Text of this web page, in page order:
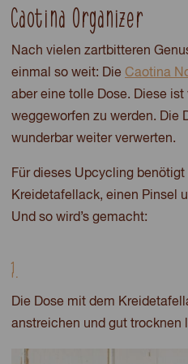
Caotina Organizer
Nach vielen zartbitteren
einmal so weit: Die Caotina
aber eine tolle Dose. Diese
weggeworfen zu werden. Die
wunderbar weiter verwerten.
Für dieses Upcycling
Kreidetafellack, einen Pinsel
Und so wird’s gemacht:
1.
Die Dose mit dem
anstreichen und gut trocknen